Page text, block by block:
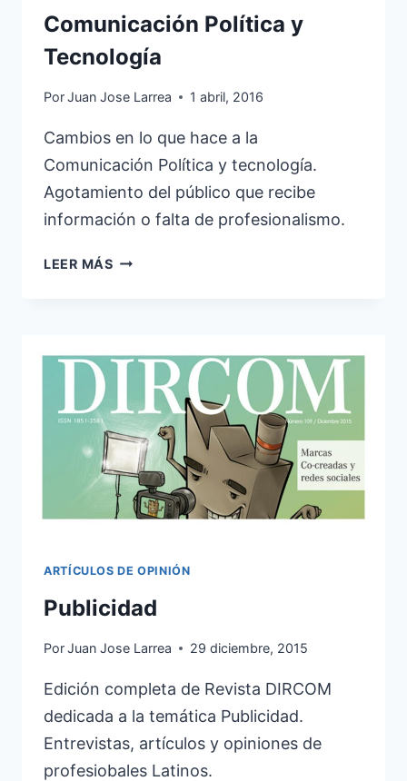
Comunicación Política y
Tecnología
PorJuan Jose Larrea 1 abril, 2016
Cambios en lo que hace a la
Comunicación Política y tecnología.
Agotamiento del público que recibe
información o falta de profesionalismo.
LEER MÁSCOMUNICACIÓN
ARTÍCULOS DE OPINIÓN
Publicidad
PorJuan Jose Larrea 29 diciembre, 2015
Edición completa de Revista DIRCOM
dedicada a la temática Publicidad.
Entrevistas, artículos y opiniones de
profesiobales Latinos.